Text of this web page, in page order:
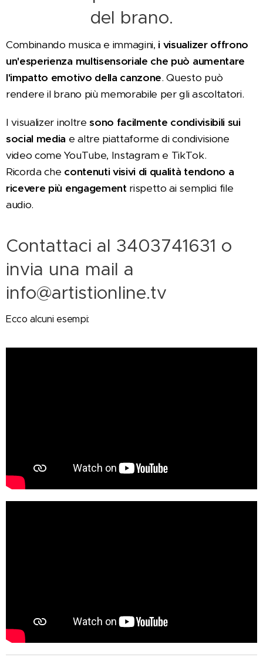
del brano.
Combinando musica e immagini, i visualizer offrono
un'esperienza multisensoriale che può aumentare
l'impatto emotivo della canzone. Questo può
rendere il brano più memorabile per gli ascoltatori.
I visualizer inoltresono facilmente condivisibili sui
social media e altre piattaforme di condivisione
video come YouTube, Instagram e TikTok.
Ricorda che contenuti visivi di qualità tendono a
ricevere più engagementrispetto ai semplici file
audio.
Contattaci al 3403741631 o
invia una mail a
info@artistionline.tv
Ecco alcuni esempi: